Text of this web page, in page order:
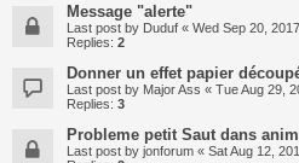
Message "alerte"
Last post by Duduf « Wed Sep 20,
Replies: 2
Donner un effet papier
Last post by Major Ass « Tue Aug 29,
Replies: 3
Probleme petit Saut dans
Last post by jonforum « Sat Aug 12,